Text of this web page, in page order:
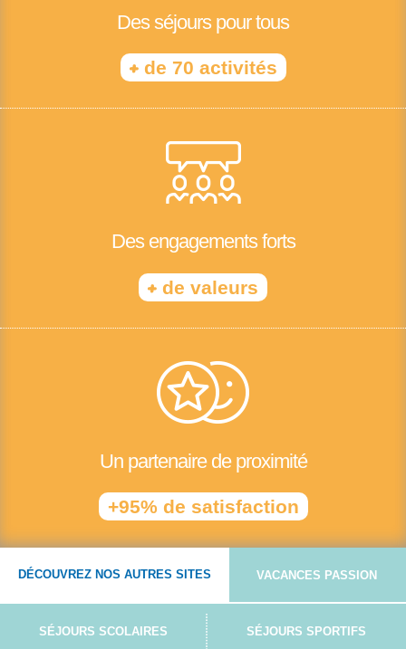
Des séjours pour tous
+de 70 activités
Des engagements forts
+ de valeurs
Un partenaire de proximité
+95% de satisfaction
DÉCOUVREZ NOS AUTRES SITES VACANCES PASSION
SÉJOURS SCOLAIRES SÉJOURS SPORTIFS